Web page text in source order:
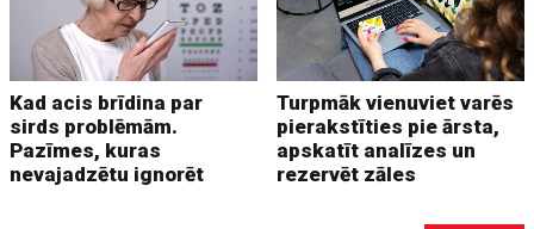
Kad acis brīdina par
sirds problēmām.
Pazīmes, kuras
nevajadzētu ignorēt
Turpmāk vienuviet varēs
pierakstīties pie ārsta,
apskatīt analīzes un
rezervēt zāles